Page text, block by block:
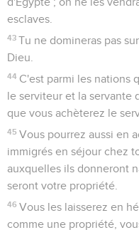
esclaves.
43 Tu ne domineras pas
Dieu.
44 C'est parmi les nations
le serviteur et la servante
que vous achèterez le
45 Vous pourrez aussi en
immigrés en séjour chez
auxquelles ils donneront
seront votre propriété.
46 Vous les laisserez en
comme une propriété,